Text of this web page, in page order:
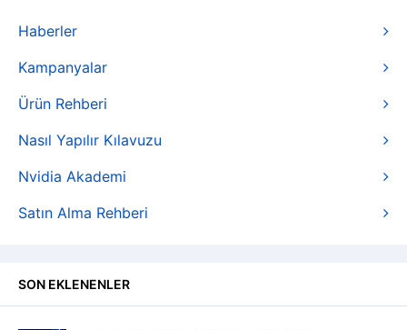
Haberler
Kampanyalar
Ürün Rehberi
Nasıl Yapılır Kılavuzu
Nvidia Akademi
Satın Alma Rehberi
SON EKLENENLER